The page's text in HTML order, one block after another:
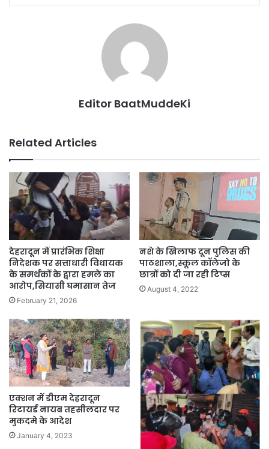
Editor BaatMuddeKi
Related Articles
देहरादून में प्रारंभिक शिक्षा
निदेशक पर सत्ताधारी विधायक
के समर्थकों के द्वारा हमले का
आरोप,सियासी घमासान तेज
February 21, 2026
नशे के खिलाफ दून पुलिस की
पाठशाला,स्कूल कॉलेजो के
छात्रों को दी जा रही टिप्स
August 4, 2022
एक्शन में डीएम देहरादून
रिटायर्ड नायब तहसीलदार पर
मुकदमे के आदेश
January 4, 2023